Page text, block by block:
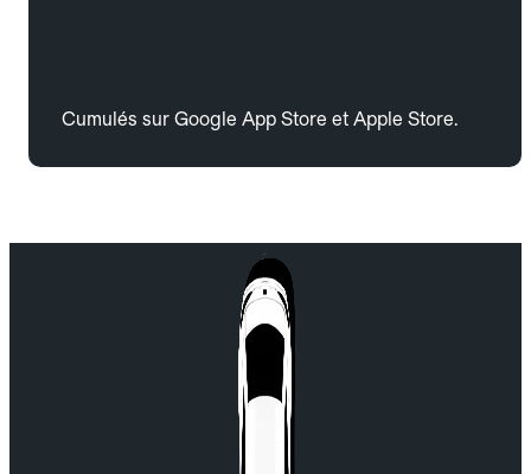
Cumulés sur Google App Store et Apple Store.